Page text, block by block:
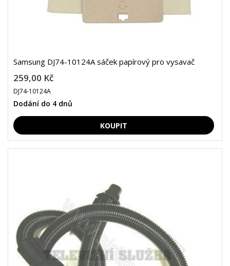
Samsung DJ74-10124A sáček papírový pro vysavač
259,00 Kč
DJ74-10124A
Dodání do 4 dnů